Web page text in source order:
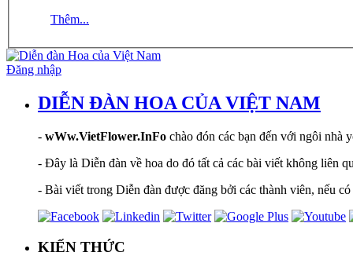
Thêm...
Đăng nhập
DIỄN ĐÀN HOA CỦA VIỆT NAM
- wWw.VietFlower.InFo chào đón các bạn đến với ngôi nhà
- Đây là Diễn đàn về hoa do đó tất cả các bài viết không liên
- Bài viết trong Diễn đàn được đăng bởi các thành viên, nếu
KIẾN THỨC